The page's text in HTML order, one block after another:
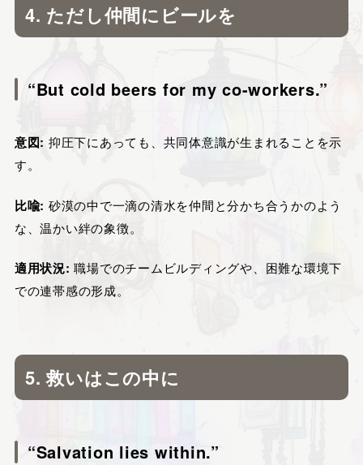
4. ただし仲間にビールを
“But cold beers for my co-workers.”
意図: 抑圧下にあっても、共同体意識が生まれることを示
す。
比喩: 砂漠の中で一滴の清水を仲間と分かち合うかのよう
な、温かい絆の象徴。
適用状況: 職場でのチームビルディングや、困難な環境下
での連帯感の形成。
5. 救いはこの中に
“Salvation lies within.”